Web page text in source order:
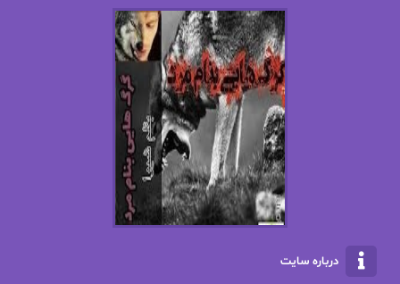
استل مسکم
اصغر زاده
اکرم محمدی
الف صاد
الکساندر دوما
الناز پاکپور‌
الناز محمدی
درباره سایت